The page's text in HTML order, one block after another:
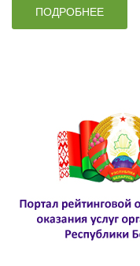
ПОДРОБНЕЕ